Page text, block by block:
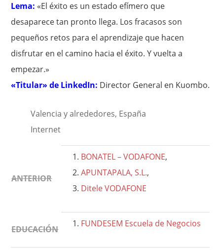
Lema: «El éxito es un estado efímero que
desaparece tan pronto llega. Los fracasos son
pequeños retos para el aprendizaje que hacen
disfrutar en el camino hacia el éxito. Y vuelta a
empezar.»
«Titular» de LinkedIn: Director General en Kuombo.
Valencia y alrededores, España
Internet
ANTERIOR
BONATEL – VODAFONE,
APUNTAPALA, S.L.,
Ditele VODAFONE
EDUCACIÓN
FUNDESEM Escuela de Negocios